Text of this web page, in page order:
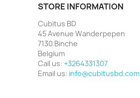
STORE INFORMATION
Cubitus BD
45 Avenue Wanderpepen
7130 Binche
Belgium
Call us: +3264331307
Email us: info@cubitusbd.com